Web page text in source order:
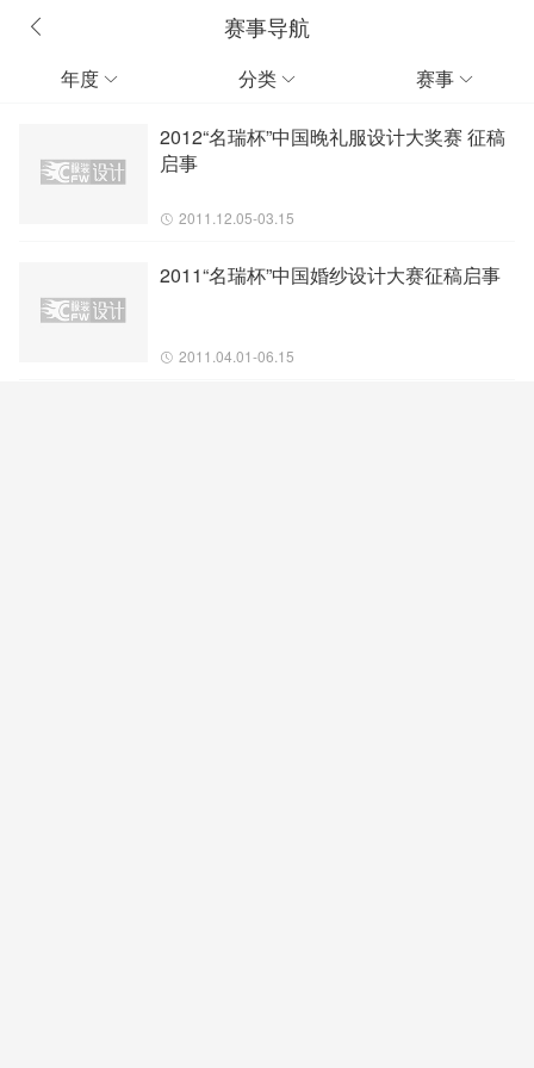
赛事导航
年度  分类  赛事 
2012“名瑞杯”中国晚礼服设计大奖赛 征稿
启事
2011.12.05-03.15
2011“名瑞杯”中国婚纱设计大赛征稿启事
2011.04.01-06.15